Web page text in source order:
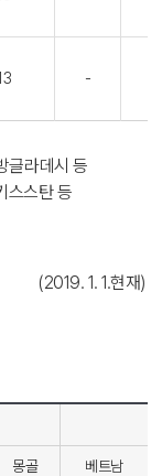
-
글라데시 등
스스탄 등
(2019. 1. 1.현재)
몽골 베트남